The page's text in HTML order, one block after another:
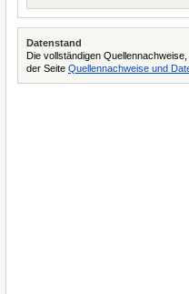
Datenstand
Die vollständigen
der Seite Quellennachweise und